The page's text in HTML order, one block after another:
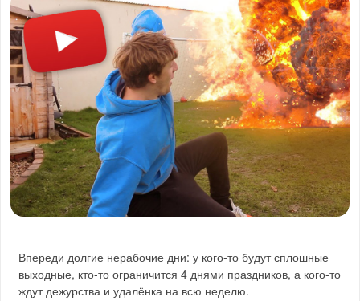
Впереди долгие нерабочие дни: у кого-то будут сплошные
выходные, кто-то ограничится 4 днями праздников, а кого-то
ждут дежурства и удалёнка на всю неделю.